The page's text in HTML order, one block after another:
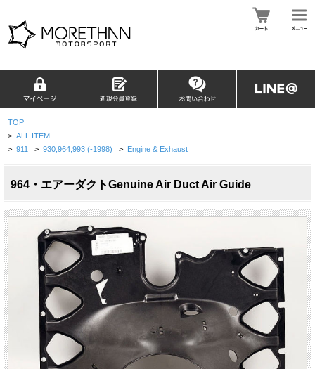
TOP
> ALL ITEM
> 911 > 930,964,993 (-1998) > Engine & Exhaust
964・エアーダクトGenuine Air Duct Air Guide